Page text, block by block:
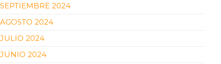
SEPTIEMBRE 2024
AGOSTO 2024
JULIO 2024
JUNIO 2024